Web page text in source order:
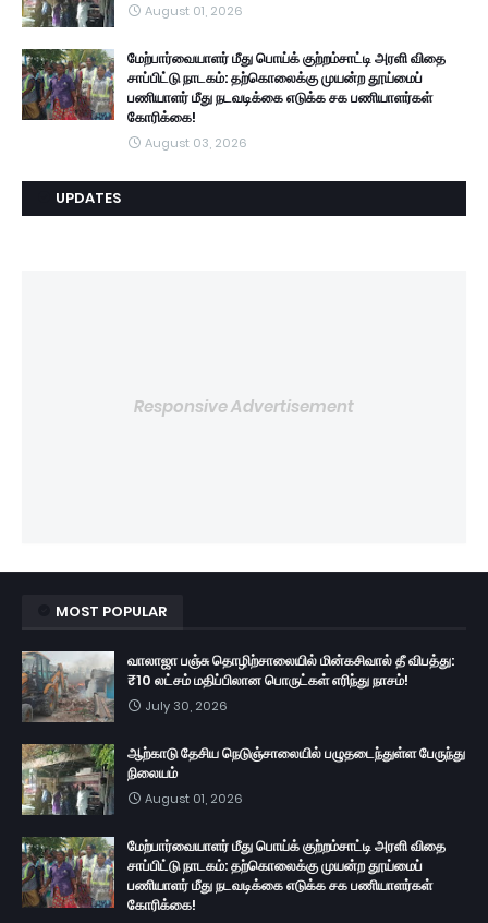
August 01, 2026
மேற்பார்வையாளர் மீது பொய்க் குற்றம்சாட்டி அரளி விதை
சாப்பிட்டு நாடகம்: தற்கொலைக்கு முயன்ற தூய்மைப்
பணியாளர் மீது நடவடிக்கை எடுக்க சக பணியாளர்கள்
கோரிக்கை!
August 03, 2026
UPDATES
Responsive Advertisement
MOST POPULAR
வாலாஜா பஞ்சு தொழிற்சாலையில் மின்கசிவால் தீ விபத்து:
₹10 லட்சம் மதிப்பிலான பொருட்கள் எரிந்து நாசம்!
July 30, 2026
ஆற்காடு தேசிய நெடுஞ்சாலையில் பழுதடைந்துள்ள பேருந்து
நிலையம்
August 01, 2026
மேற்பார்வையாளர் மீது பொய்க் குற்றம்சாட்டி அரளி விதை
சாப்பிட்டு நாடகம்: தற்கொலைக்கு முயன்ற தூய்மைப்
பணியாளர் மீது நடவடிக்கை எடுக்க சக பணியாளர்கள்
கோரிக்கை!